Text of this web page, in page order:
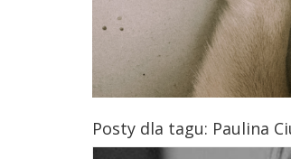
Posty dla tagu: Paulina